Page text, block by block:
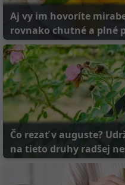
Aj vy im hovoríte
rovnako chutné a plné
Čo rezať v auguste?
na tieto druhy radšej